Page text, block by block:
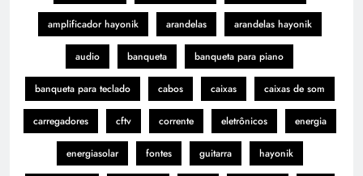
amplificador hayonik arandelas arandelas hayonik
audio banqueta banqueta para piano
banqueta para teclado cabos caixas caixas de som
carregadores cftv corrente eletrônicos energia
energiasolar fontes guitarra hayonik